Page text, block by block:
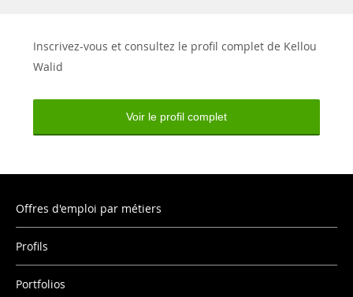
Inscrivez-vous et consultez le profil complet de Kellou
Walid
Voir le profil complet
Offres d'emploi par métiers
Profils
Portfolios